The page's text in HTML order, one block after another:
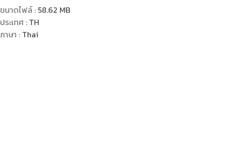
ขนาดไฟล์: 58.62 MB
ประเทศ : TH
ภาษา : Thai